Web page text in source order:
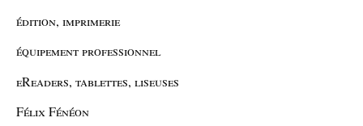
édition, imprimerie
équipement professionnel
eReaders, tablettes, liseuses
Félix Fénéon